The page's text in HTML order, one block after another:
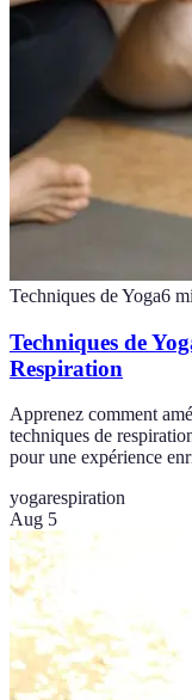
Techniques de Yoga6
Techniques de
Respiration
Apprenez comment
techniques de
pour une expérience
yogarespiration
Aug 5